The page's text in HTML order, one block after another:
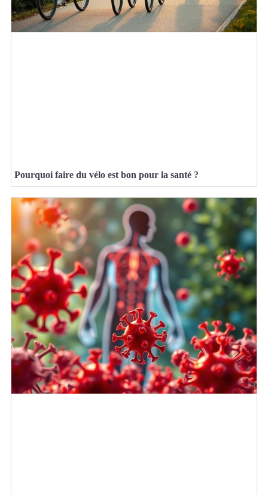
Pourquoi faire du vélo est bon pour la santé ?